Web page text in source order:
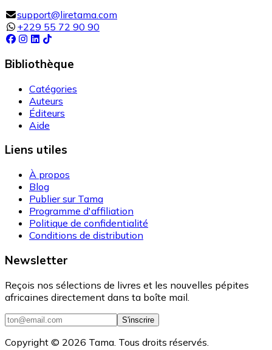
support@liretama.com
+229 55 72 90 90
Bibliothèque
Catégories
Auteurs
Éditeurs
Aide
Liens utiles
À propos
Blog
Publier sur Tama
Programme d'affiliation
Politique de confidentialité
Conditions de distribution
Newsletter
Reçois nos sélections de livres et les nouvelles pépites
africaines directement dans ta boîte mail.
S'inscrire
Copyright © 2026 Tama. Tous droits réservés.